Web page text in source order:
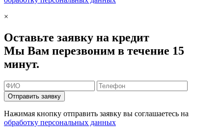
×
Оставьте заявку на кредит
Мы Вам перезвоним в течение 15
минут.
Отправить заявку
Нажимая кнопку отправить заявку вы соглашаетесь на
обработку персональных данных